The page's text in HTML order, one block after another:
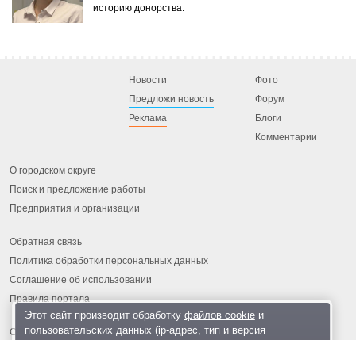
историю донорства.
Новости
Предложи новость
Реклама
Фото
Форум
Блоги
Комментарии
О городском округе
Поиск и предложение работы
Предприятия и организации
Обратная связь
Политика обработки персональных данных
Соглашение об использовании
Правила портала
Этот сайт производит обработку файлов cookieи
пользовательских данных (ip-адрес, тип и версия